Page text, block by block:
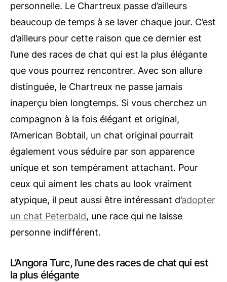
personnelle. Le Chartreux passe d’ailleurs
beaucoup de temps à se laver chaque jour. C’est
d’ailleurs pour cette raison que ce dernier est
l’une des races de chat qui est la plus élégante
que vous pourrez rencontrer. Avec son allure
distinguée, le Chartreux ne passe jamais
inaperçu bien longtemps. Si vous cherchez un
compagnon à la fois élégant et original,
l’American Bobtail, un chat original pourrait
également vous séduire par son apparence
unique et son tempérament attachant. Pour
ceux qui aiment les chats au look vraiment
atypique, il peut aussi être intéressant d’adopter
un chat Peterbald, une race qui ne laisse
personne indifférent.
L’Angora Turc, l’une des races de chat qui est
la plus élégante